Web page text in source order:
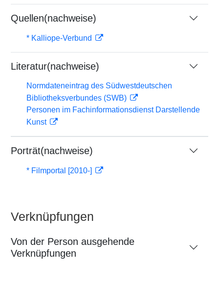
Quellen(nachweise)
* Kalliope-Verbund
Literatur(nachweise)
Normdateneintrag des Südwestdeutschen
Bibliotheksverbundes (SWB)
Personen im Fachinformationsdienst Darstellende
Kunst
Porträt(nachweise)
* Filmportal [2010-]
Verknüpfungen
Von der Person ausgehende
Verknüpfungen